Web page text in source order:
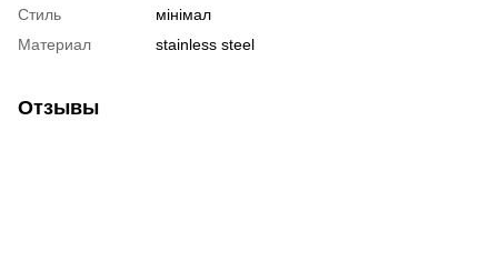
Стиль
мінімал
Материал
stainless steel
Отзывы